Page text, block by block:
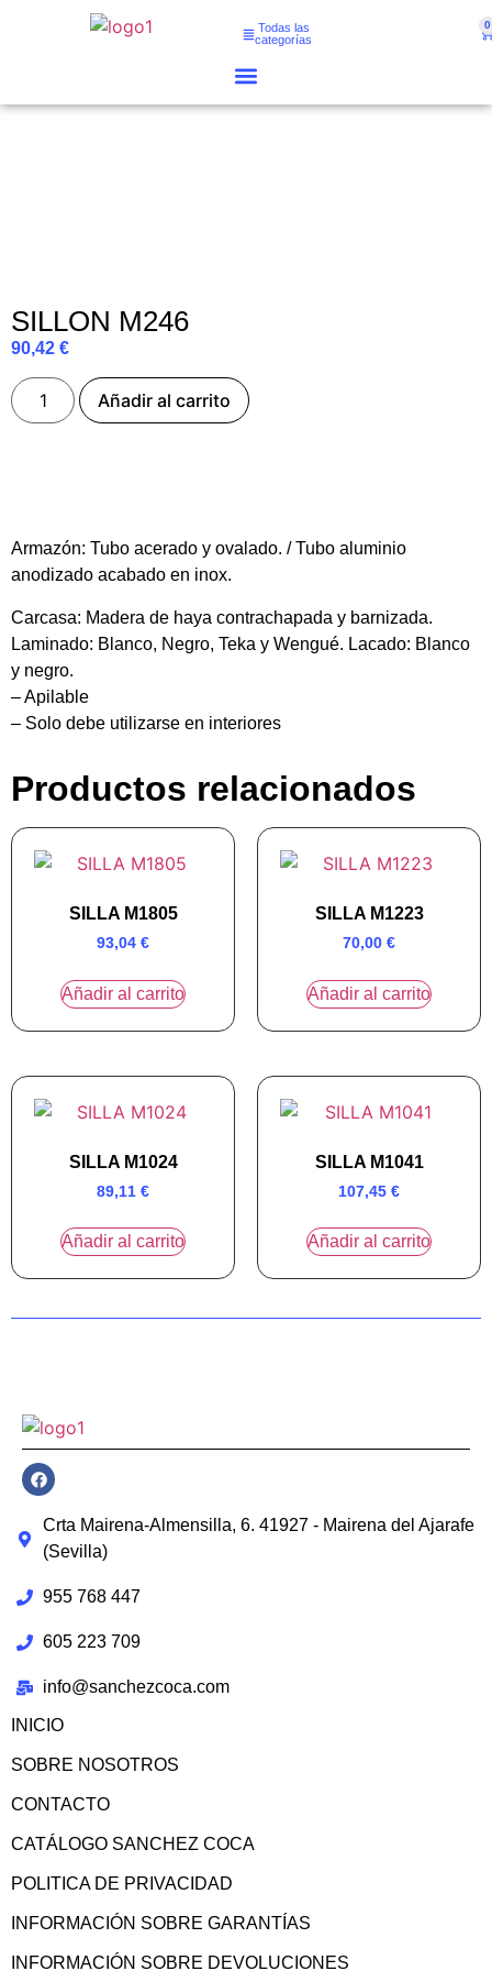
Todas las
categorías
0
SILLON M246
90,42 €
Añadir al carrito
Armazón: Tubo acerado y ovalado. / Tubo aluminio
anodizado acabado en inox.
Carcasa: Madera de haya contrachapada y barnizada.
Laminado: Blanco, Negro, Teka y Wengué. Lacado: Blanco
y negro.
– Apilable
– Solo debe utilizarse en interiores
Productos relacionados
SILLA M1805
93,04 €
Añadir al carrito
SILLA M1223
70,00 €
Añadir al carrito
SILLA M1024
89,11 €
Añadir al carrito
SILLA M1041
107,45 €
Añadir al carrito
Crta Mairena-Almensilla, 6. 41927 - Mairena del Ajarafe
(Sevilla)
955 768 447
605 223 709
info@sanchezcoca.com
INICIO
SOBRE NOSOTROS
CONTACTO
CATÁLOGO SANCHEZ COCA
POLITICA DE PRIVACIDAD
INFORMACIÓN SOBRE GARANTÍAS
INFORMACIÓN SOBRE DEVOLUCIONES